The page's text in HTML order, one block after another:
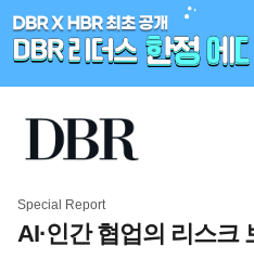
Special Report
AI·인간 협업의 리스크